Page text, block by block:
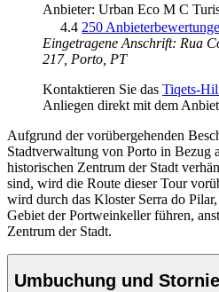
Anbieter: Urban Eco M C
4.4 250
Eingetragene Anschrift: Rua
217, Porto, PT
Kontaktieren Sie das Tiqets-
Anliegen direkt mit dem
Aufgrund der vorübergehenden
Stadtverwaltung von Porto in Bezug
historischen Zentrum der Stadt
sind, wird die Route dieser Tour
wird durch das Kloster Serra do
Gebiet der Portweinkeller führen,
Zentrum der Stadt.
Umbuchung und